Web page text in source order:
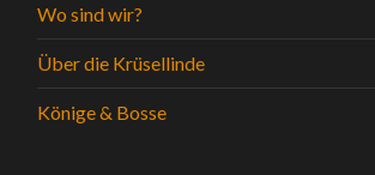
Wo sind wir?
Über die Krüsellinde
Könige & Bosse